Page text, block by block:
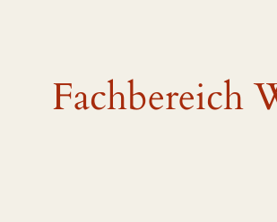
Fachbereich